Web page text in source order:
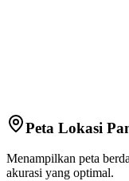
Peta Lokasi
Menampilkan peta
akurasi yang optimal.